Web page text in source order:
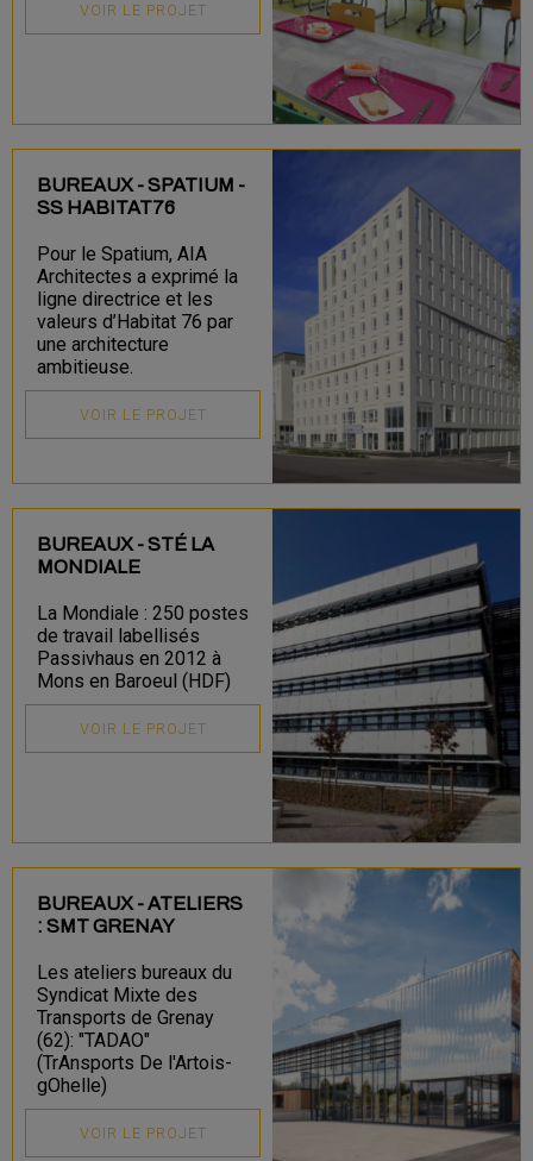
VOIR LE PROJET
BUREAUX - SPATIUM -
SS HABITAT76
Pour le Spatium, AIA
Architectes a exprimé la
ligne directrice et les
valeurs d’Habitat 76 par
une architecture
ambitieuse.
VOIR LE PROJET
BUREAUX - STÉ LA
MONDIALE
La Mondiale : 250 postes
de travail labellisés
Passivhaus en 2012 à
Mons en Baroeul (HDF)
VOIR LE PROJET
BUREAUX - ATELIERS
: SMT GRENAY
Les ateliers bureaux du
Syndicat Mixte des
Transports de Grenay
(62): "TADAO"
(TrAnsports De l'Artois-
gOhelle)
VOIR LE PROJET